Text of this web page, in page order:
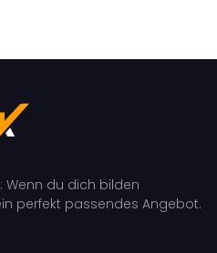
Wenn du dich bilden
perfekt passendes Angebot.